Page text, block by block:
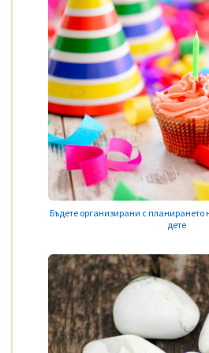
Бъдете организирани с
дете